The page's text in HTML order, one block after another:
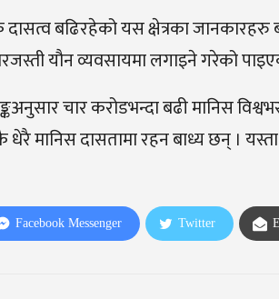
बढिरहेको यस क्षेत्रका जानकारहरु
यौन व्यवसायमा लगाइने गरेको
चार करोडभन्दा बढी मानिस
दासतामा रहन बाध्य छन् । यस्ता
Facebook Messenger Twitter